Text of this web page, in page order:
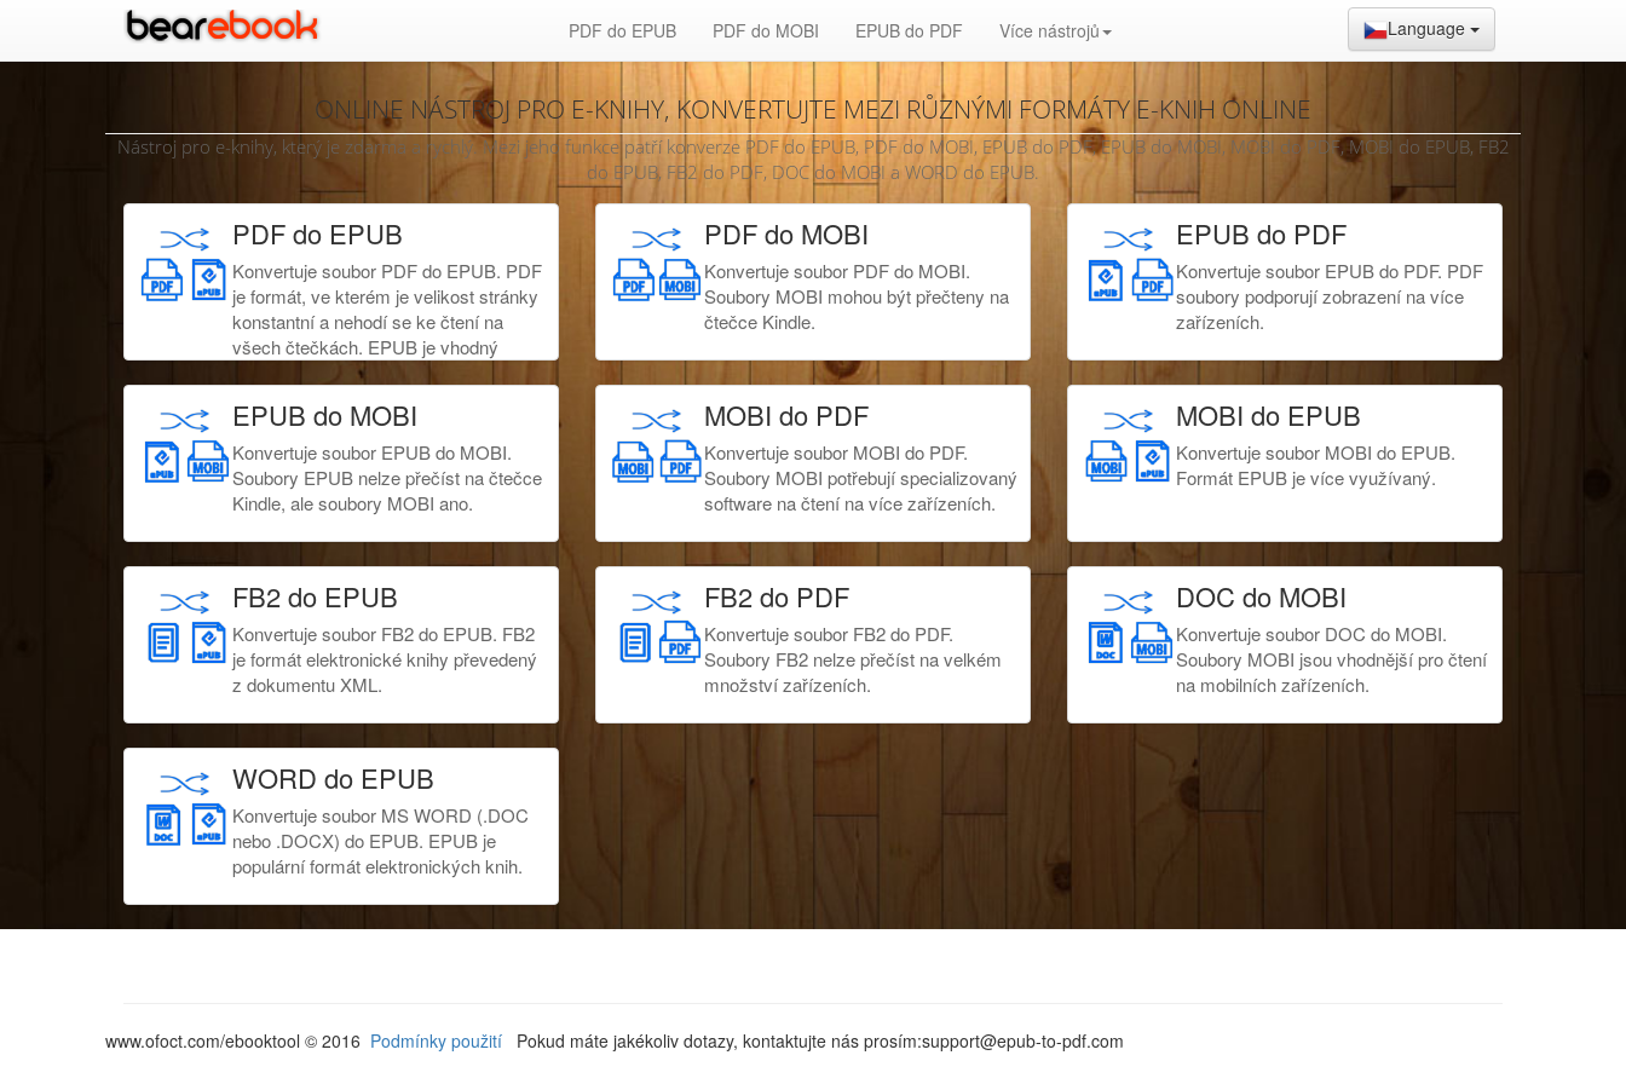
Language
PDF do EPUB PDF do MOBI EPUB do PDF Více nástrojů
ONLINE NÁSTROJ PRO E-KNIHY, KONVERTUJTE MEZI RŮZNÝMI FORMÁTY E-KNIH ONLINE
Nástroj pro e-knihy, který je zdarma a rychlý. Mezi jeho funkce patří konverze PDF do EPUB, PDF do MOBI, EPUB do PDF, EPUB do MOBI, MOBI do PDF, MOBI do EPUB, FB2
do EPUB, FB2 do PDF, DOC do MOBI a WORD do EPUB.
PDF do EPUB
Konvertuje soubor PDF do EPUB. PDF
je formát, ve kterém je velikost stránky
konstantní a nehodí se ke čtení na
všech čtečkách. EPUB je vhodný
formát pro obrazovky všech velikostí.
PDF do MOBI
Konvertuje soubor PDF do MOBI.
Soubory MOBI mohou být přečteny na
čtečce Kindle.
EPUB do PDF
Konvertuje soubor EPUB do PDF. PDF
soubory podporují zobrazení na více
zařízeních.
EPUB do MOBI
Konvertuje soubor EPUB do MOBI.
Soubory EPUB nelze přečíst na čtečce
Kindle, ale soubory MOBI ano.
MOBI do PDF
Konvertuje soubor MOBI do PDF.
Soubory MOBI potřebují specializovaný
software na čtení na více zařízeních.
MOBI do EPUB
Konvertuje soubor MOBI do EPUB.
Formát EPUB je více využívaný.
FB2 do EPUB
Konvertuje soubor FB2 do EPUB. FB2
je formát elektronické knihy převedený
z dokumentu XML.
FB2 do PDF
Konvertuje soubor FB2 do PDF.
Soubory FB2 nelze přečíst na velkém
množství zařízeních.
DOC do MOBI
Konvertuje soubor DOC do MOBI.
Soubory MOBI jsou vhodnější pro čtení
na mobilních zařízeních.
WORD do EPUB
Konvertuje soubor MS WORD (.DOC
nebo .DOCX) do EPUB. EPUB je
populární formát elektronických knih.
www.ofoct.com/ebooktool © 2016 Podmínky použití Pokud máte jakékoliv dotazy, kontaktujte nás prosím:support@epub-to-pdf.com